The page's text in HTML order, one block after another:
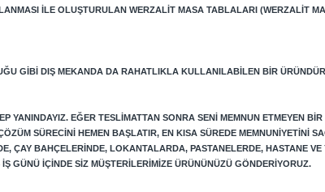
ILE OLUŞTURULAN WERZALIT MASA TABLALARI (WERZALIT
GIBI DIŞ MEKANDA DA RAHATLIKLA KULLANILABILEN BIR
YANINDAYIZ. EĞER TESLIMATTAN SONRA SENI MEMNUN ETMEYEN
SÜRECINI HEMEN BAŞLATIR, EN KISA SÜREDE MEMNUNIYETINI
ÇAY BAHÇELERINDE, LOKANTALARDA, PASTANELERDE, HASTANE
GÜNÜ IÇINDE SIZ MÜŞTERILERIMIZE ÜRÜNÜNÜZÜ GÖNDERIYORUZ.